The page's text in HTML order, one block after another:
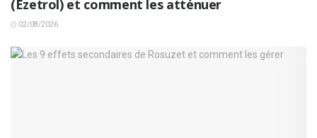
(Ezetrol) et comment les atténuer
02/08/2026